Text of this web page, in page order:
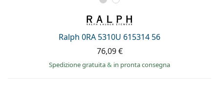
Ralph 0RA 5310U 615314 56
76,09 €
Spedizione gratuita& in pronta consegna